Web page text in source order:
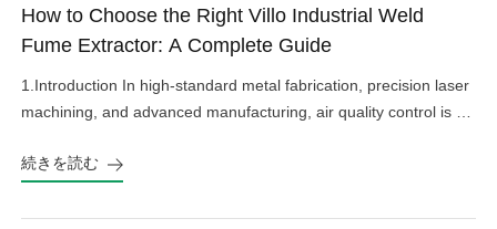
How to Choose the Right Villo Industrial Weld
Fume Extractor: A Complete Guide
1.Introduction In high-standard metal fabrication, precision laser
machining, and advanced manufacturing, air quality control is an
equipment protection. Hazardous welding fumes, fine grinding
sensitive factory equipment, and impact product quality if not
続きを読む